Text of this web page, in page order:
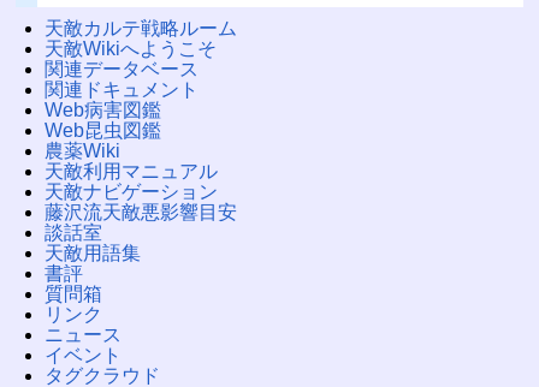
天敵カルテ戦略ルーム
天敵Wikiへようこそ
関連データベース
関連ドキュメント
Web病害図鑑
Web昆虫図鑑
農薬Wiki
天敵利用マニュアル
天敵ナビゲーション
藤沢流天敵悪影響目安
談話室
天敵用語集
書評
質問箱
リンク
ニュース
イベント
タグクラウド